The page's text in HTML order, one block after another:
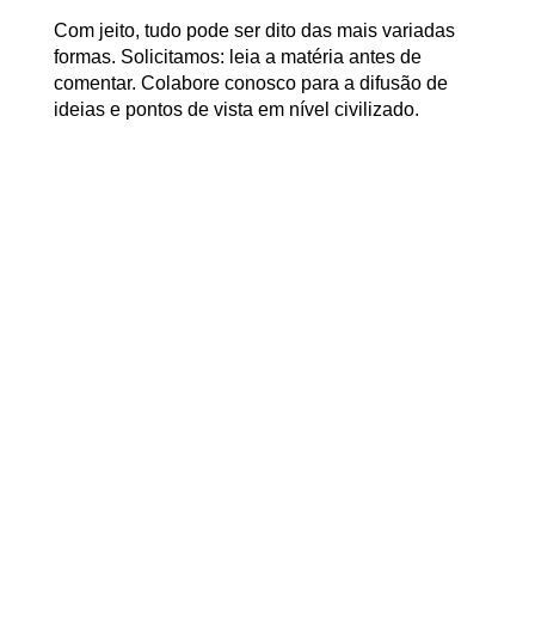
Com jeito, tudo pode ser dito das mais variadas
formas. Solicitamos: leia a matéria antes de
comentar. Colabore conosco para a difusão de
ideias e pontos de vista em nível civilizado.